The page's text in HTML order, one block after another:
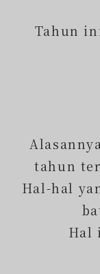
Tahun
tahun
Hal-hal
Hal